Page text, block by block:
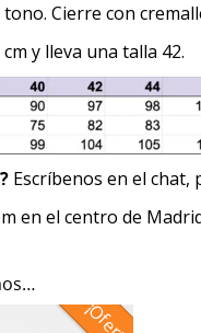
Cierre con
y lleva una talla 42.
Escríbenos en el chat,
en el centro de